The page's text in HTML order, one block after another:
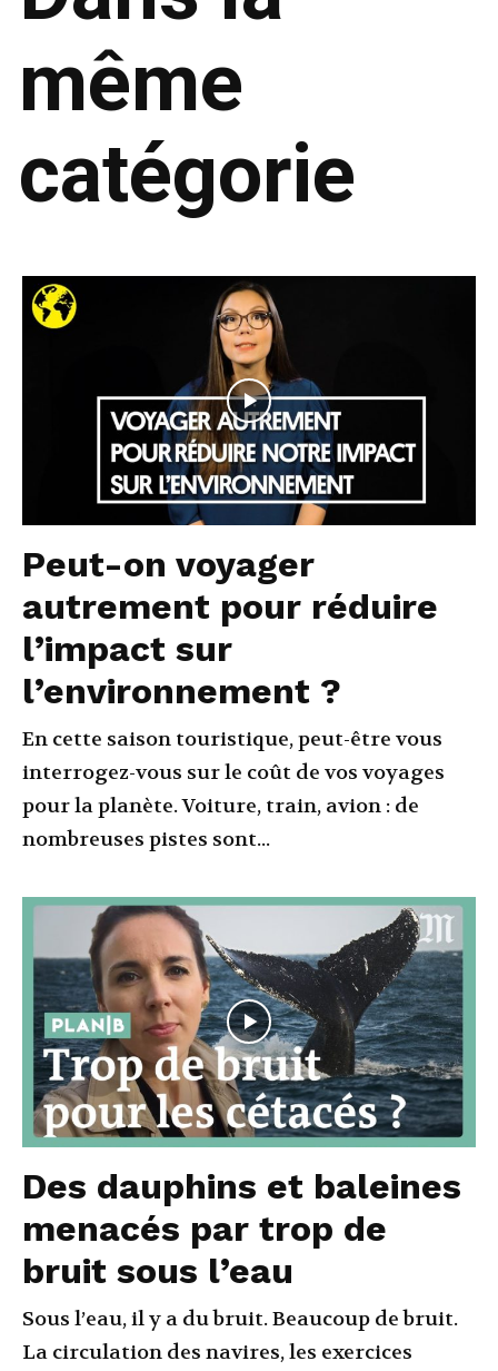
même
catégorie
Peut-on voyager
autrement pour réduire
l’impact sur
l’environnement ?
En cette saison touristique, peut-être vous
interrogez-vous sur le coût de vos voyages
pour la planète. Voiture, train, avion : de
nombreuses pistes sont...
Des dauphins et baleines
menacés par trop de
bruit sous l’eau
Sous l’eau, il y a du bruit. Beaucoup de bruit.
La circulation des navires, les exercices